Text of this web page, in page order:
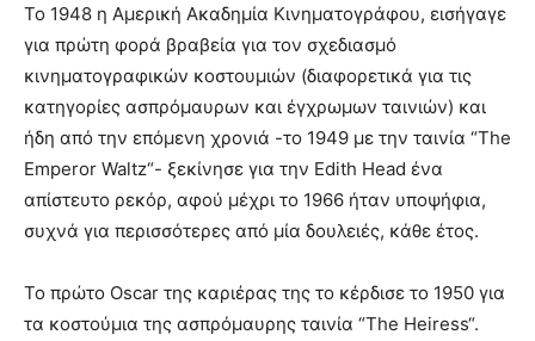
Το 1948 η Αμερική Ακαδημία Κινηματογράφου, εισήγαγε
για πρώτη φορά βραβεία για τον σχεδιασμό
κινηματογραφικών κοστουμιών (διαφορετικά για τις
κατηγορίες ασπρόμαυρων και έγχρωμων ταινιών) και
ήδη από την επόμενη χρονιά -το 1949 με την ταινία “The
Emperor Waltz“- ξεκίνησε για την Edith Head ένα
απίστευτο ρεκόρ, αφού μέχρι το 1966 ήταν υποψήφια,
συχνά για περισσότερες από μία δουλειές, κάθε έτος.
Το πρώτο Oscar της καριέρας της το κέρδισε το 1950 για
τα κοστούμια της ασπρόμαυρης ταινία “The Heiress“.